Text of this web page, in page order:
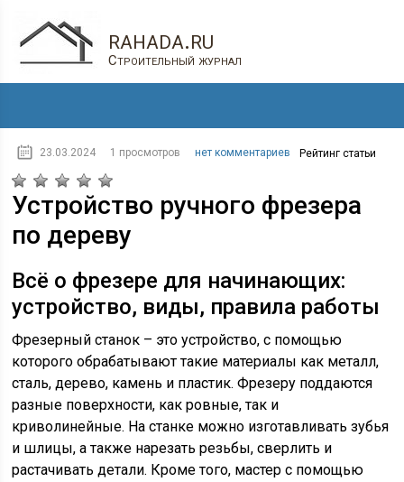
rahada.ru
Строительный журнал
23.03.2024 1 просмотров нет комментариев Рейтинг статьи
Устройство ручного фрезера
по дереву
Всё о фрезере для начинающих:
устройство, виды, правила работы
Фрезерный станок – это устройство, с помощью
которого обрабатывают такие материалы как металл,
сталь, дерево, камень и пластик. Фрезеру поддаются
разные поверхности, как ровные, так и
криволинейные. На станке можно изготавливать зубья
и шлицы, а также нарезать резьбы, сверлить и
растачивать детали. Кроме того, мастер с помощью